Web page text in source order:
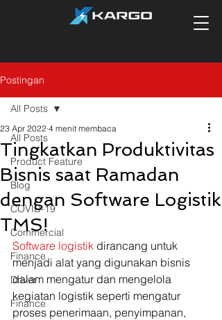
Postingan
All Posts
Product Feature
Blog
COVID-19
Commercial
Finance
Driver
Finance
All Posts
Tingkatkan Produktivitas
Bisnis saat Ramadan
dengan Software Logistik
TMS!
23 Apr 2022 4 menit membaca
Software logistik dirancang untuk
menjadi alat yang digunakan bisnis
dalam mengatur dan mengelola
kegiatan logistik seperti mengatur
proses penerimaan, penyimpanan,